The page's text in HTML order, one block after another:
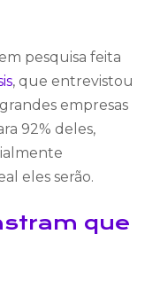
pesquisa feita
, que entrevistou
empresas
92% deles,
eles serão.
que